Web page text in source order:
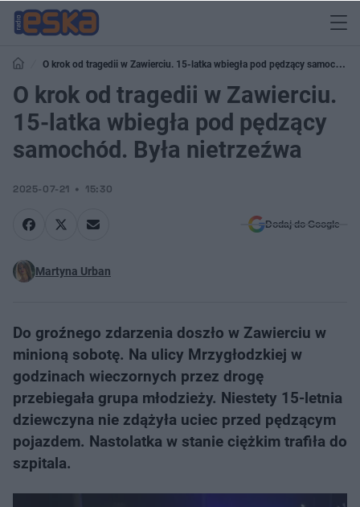
O krok od tragedii w Zawierciu. 15-latka wbiegła pod pędzący samochód.
Była nietrzeźwa
O krok od tragedii w Zawierciu.
15-latka wbiegła pod pędzący
samochód. Była nietrzeźwa
2025-07-21 15:30
Dodaj do Google
Martyna Urban
Do groźnego zdarzenia doszło w Zawierciu w
minioną sobotę. Na ulicy Mrzygłodzkiej w
godzinach wieczornych przez drogę
przebiegała grupa młodzieży. Niestety 15-letnia
dziewczyna nie zdążyła uciec przed pędzącym
pojazdem. Nastolatka w stanie ciężkim trafiła do
szpitala.